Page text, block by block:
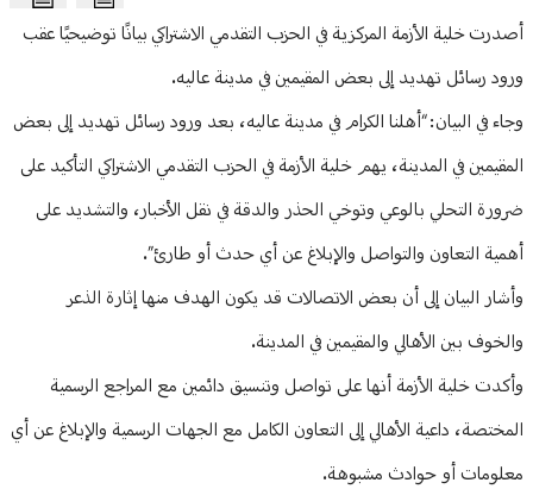
Article Content
أصدرت خلية الأزمة المركزية في الحزب التقدمي الاشتراكي بيانًا توضيحيًا عقب
ورود رسائل تهديد إلى بعض المقيمين في مدينة عاليه.
وجاء في البيان: “أهلنا الكرام في مدينة عاليه، بعد ورود رسائل تهديد إلى بعض
المقيمين في المدينة، يهم خلية الأزمة في الحزب التقدمي الاشتراكي التأكيد على
ضرورة التحلي بالوعي وتوخي الحذر والدقة في نقل الأخبار، والتشديد على
أهمية التعاون والتواصل والإبلاغ عن أي حدث أو طارئ”.
وأشار البيان إلى أن بعض الاتصالات قد يكون الهدف منها إثارة الذعر
والخوف بين الأهالي والمقيمين في المدينة.
وأكدت خلية الأزمة أنها على تواصل وتنسيق دائمين مع المراجع الرسمية
المختصة، داعية الأهالي إلى التعاون الكامل مع الجهات الرسمية والإبلاغ عن أي
معلومات أو حوادث مشبوهة.